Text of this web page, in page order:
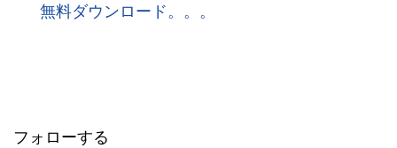
無料ダウンロード。。。
フォローする